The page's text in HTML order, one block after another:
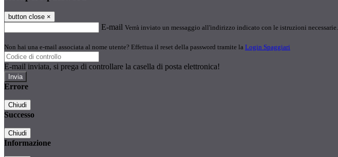
button close ×
E-mail Verrà inviato un messaggio all'indirizzo indicato con le istruzioni necessarie.
Non hai una e-mail associata al nome utente? Effettua il reset della password tramite la Login Spaggiari
E-mail inviata, si prega di controllare la casella di posta elettronica!
Errore
Chiudi
Successo
Chiudi
Informazione